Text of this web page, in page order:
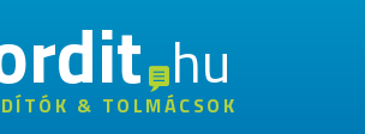
hu
& TOLMÁCSOK